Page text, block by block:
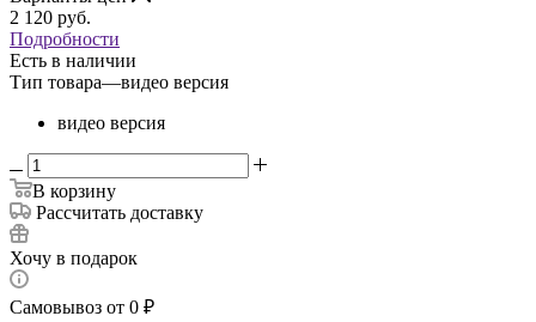
2 120 руб.
Подробности
Есть в наличии
Тип товара—видео версия
видео версия
В корзину
Рассчитать доставку
Хочу в подарок
Самовывоз от 0 ₽